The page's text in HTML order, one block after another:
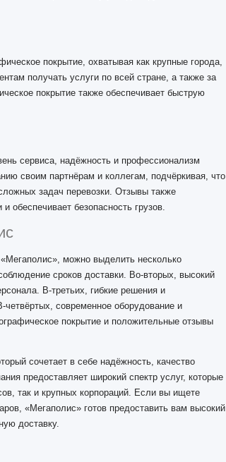
покрытие, охватывая как крупные города,
получать услуги по всей стране, а также за
покрытие также обеспечивает быструю
сервиса, надёжность и профессионализм
своим партнёрам и коллегам, подчёркивая, что
задач перевозки. Отзывы также
обеспечивает безопасность грузов.
можно выделить несколько
сроков доставки. Во-вторых, высокий
В-третьих, гибкие решения и
современное оборудование и
покрытие и положительные отзывы
сочетает в себе надёжность, качество
предоставляет широкий спектр услуг, которые
так и крупных корпораций. Если вы ищете
«Мегаполис» готов предоставить вам высокий
доставку.